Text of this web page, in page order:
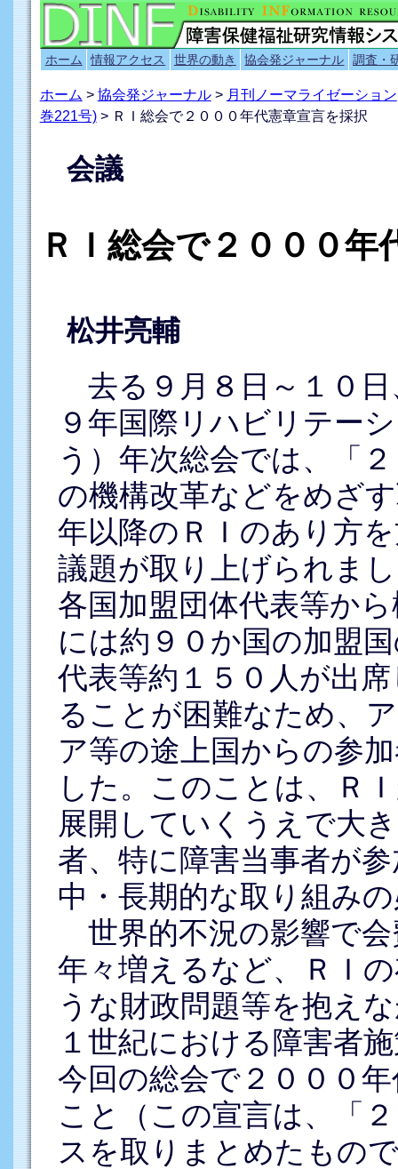
ホーム 情報アクセス 世界の動き 協会発ジャーナル 調査・
ホーム > 協会発ジャーナル> 月刊ノーマライゼーション
巻221号)> ＲＩ総会で２０００年代憲章宣言を採択
会議
ＲＩ総会で２０００年
松井亮輔
去る９月８日～１０
９年国際リハビリテー
う）年次総会では、「
の機構改革などをめざ
年以降のＲＩのあり方
議題が取り上げられま
各国加盟団体代表等か
には約９０か国の加盟
代表等約１５０人が出
ることが困難なため、
ア等の途上国からの参
した。このことは、Ｒ
展開していくうえで大
者、特に障害当事者が
中・長期的な取り組み
世界的不況の影響で
年々増えるなど、ＲＩ
うな財政問題等を抱え
１世紀における障害者
今回の総会で２０００
こと（この宣言は、「
スを取りまとめたもの